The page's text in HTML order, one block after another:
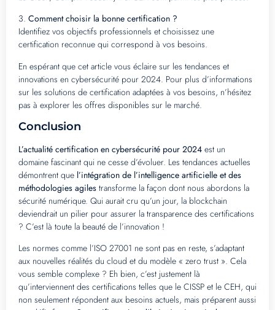
3. Comment choisir la bonne certification ?
Identifiez vos objectifs professionnels et choisissez une
certification reconnue qui correspond à vos besoins.
En espérant que cet article vous éclaire sur les tendances et
innovations en cybersécurité pour 2024. Pour plus d’informations
sur les solutions de certification adaptées à vos besoins, n’hésitez
pas à explorer les offres disponibles sur le marché.
Conclusion
L’actualité certification en cybersécurité pour 2024 est un
domaine fascinant qui ne cesse d’évoluer. Les tendances actuelles
démontrent que l’intégration de l’intelligence artificielle et des
méthodologies agiles transforme la façon dont nous abordons la
sécurité numérique. Qui aurait cru qu’un jour, la blockchain
deviendrait un pilier pour assurer la transparence des certifications
? C’est là toute la beauté de l’innovation !
Les normes comme l’ISO 27001 ne sont pas en reste, s’adaptant
aux nouvelles réalités du cloud et du modèle « zero trust ». Cela
vous semble complexe ? Eh bien, c’est justement là
qu’interviennent des certifications telles que le CISSP et le CEH, qui
non seulement répondent aux besoins actuels, mais préparent aussi